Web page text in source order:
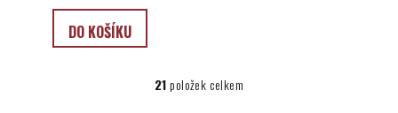
DO KOŠÍKU
O
21položek celkem